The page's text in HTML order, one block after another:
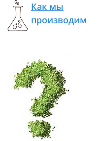
Как мы
производим